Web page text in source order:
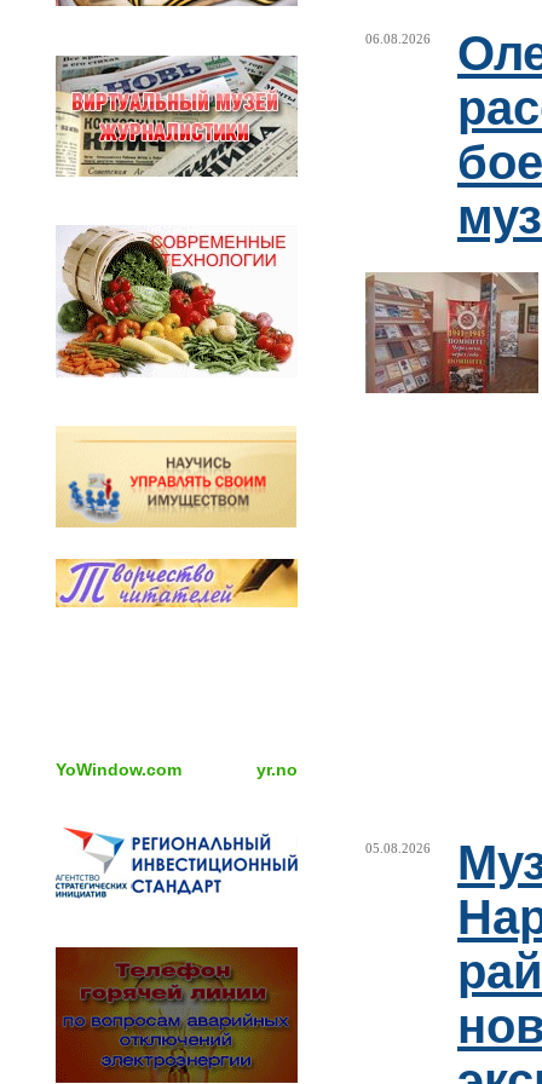
YoWindow.com yr.no
06.08.2026
05.08.2026